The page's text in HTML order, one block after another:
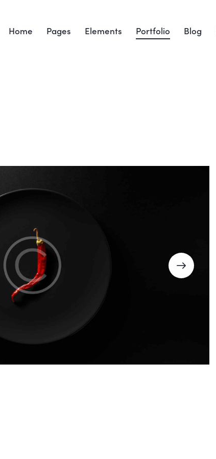
Home Pages Elements Portfolio Blog